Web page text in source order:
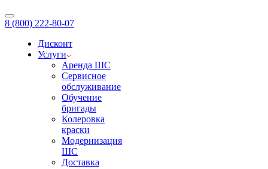
8 (800) 222-80-07
Дисконт
Услуги
Аренда ШС
Сервисное
обслуживание
Обучение
бригады
Колеровка
краски
Модернизация
ШС
Доставка